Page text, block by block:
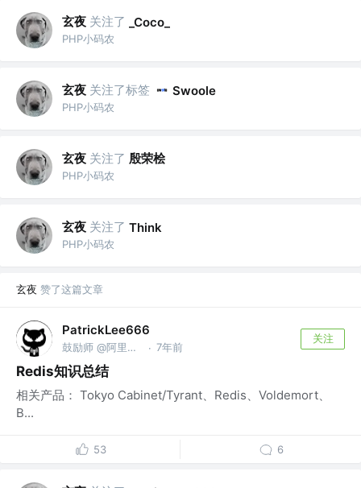
玄夜 关注了 _Coco_
PHP小码农
玄夜 关注了标签 Swoole
PHP小码农
玄夜 关注了 殷荣桧
PHP小码农
玄夜 关注了 Think
PHP小码农
玄夜 赞了这篇文章
PatrickLee666
鼓励师 @阿里巴巴 · 7年前
关注
Redis知识总结
相关产品： Tokyo Cabinet/Tyrant、Redis、Voldemort、
B...
53 6